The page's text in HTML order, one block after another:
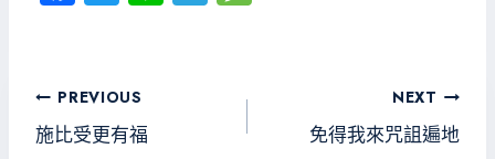
ce
o
ok
wi
er
ne le
文
章
PREVIOUS
施比受更有福
NEXT
免得我來咒詛遍地